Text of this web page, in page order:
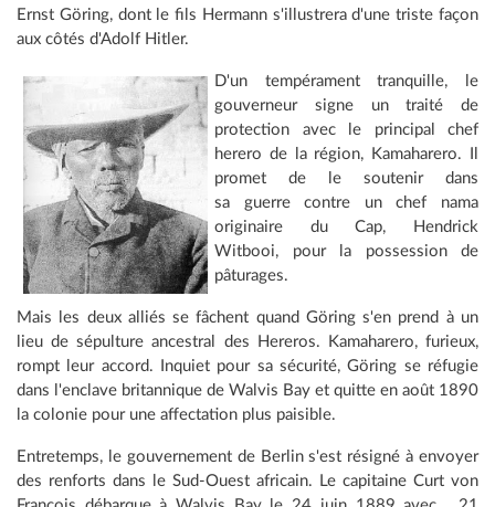
Ernst Göring, dont le fils Hermann s'illustrera d'une triste façon
aux côtés d'Adolf Hitler.
D'un tempérament tranquille, le
gouverneur signe un traité de
protection avec le principal chef
herero de la région, Kamaharero. Il
promet de le soutenir dans
sa guerre contre un chef nama
originaire du Cap, Hendrick
Witbooi, pour la possession de
pâturages.
Mais les deux alliés se fâchent quand Göring s'en prend à un
lieu de sépulture ancestral des Hereros. Kamaharero, furieux,
rompt leur accord. Inquiet pour sa sécurité, Göring se réfugie
dans l'enclave britannique de Walvis Bay et quitte en août 1890
la colonie pour une affectation plus paisible.
Entretemps, le gouvernement de Berlin s'est résigné à envoyer
des renforts dans le Sud-Ouest africain. Le capitaine Curt von